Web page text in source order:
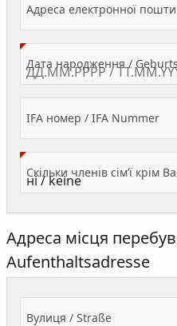
Адреса електронної
Дата народження /
IFA номер / IFA Nummer
Адреса місця
Aufenthaltsadresse
Вулиця / Straße